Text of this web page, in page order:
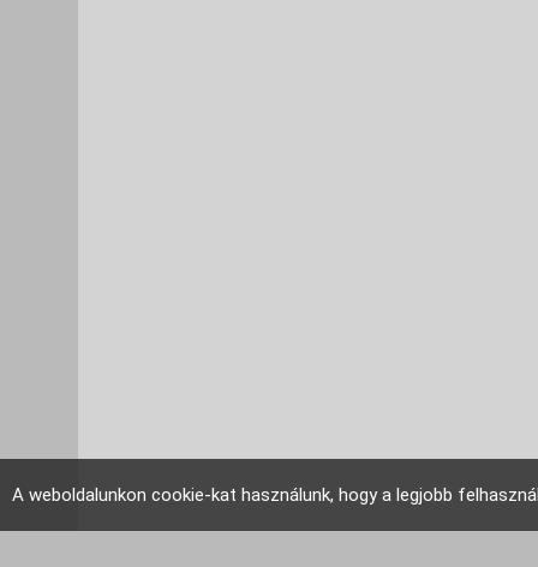
A weboldalunkon cookie-kat használunk, hogy a legjobb